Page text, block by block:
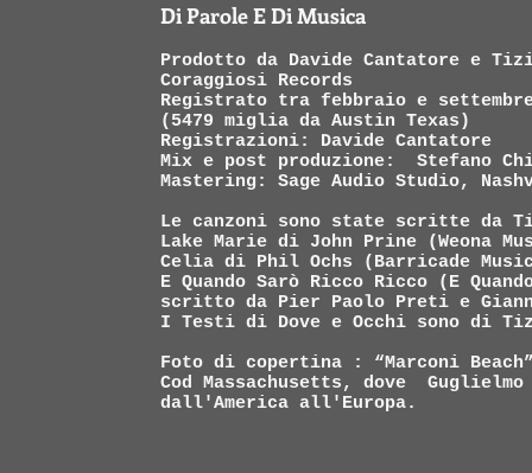
Di Parole E Di Musica
Prodotto da Davide Cantatore e
Coraggiosi Records
Registrato tra febbraio e
(5479 miglia da Austin Texas)
Registrazioni: Davide Cantatore
Mix e post produzione: Stefano
Mastering: Sage Audio Studio,
Le canzoni sono state scritte da
Lake Marie di John Prine (Weona
Celia di Phil Ochs (Barricade
E Quando Sarò Ricco Ricco (E
scritto da Pier Paolo Preti e
I Testi di Dove e Occhi sono di
Foto di copertina : “Marconi
Cod Massachusetts, dove
dall'America all'Europa.